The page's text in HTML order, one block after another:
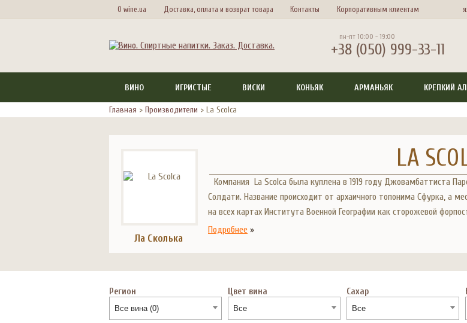
О wine.ua Доставка, оплата и возврат товара Контакты Корпоративным клиентам
пн-пт 10:00 - 19:00
+38 (050) 999-33-11
ВИНО ИГРИСТЫЕ ВИСКИ КОНЬЯК АРМАНЬЯК КРЕПКИЙ
Главная > Производители > La Scolca
LA
Ла Сколька
Компания La Scolca была куплена в 1919 году Джовамбаттиста
Солдати. Название происходит от архаичного топонима Сфурка, а
на всех картах Института Военной Географии как сторожевой
Подробнее »
Регион
Все вина (0)
Цвет вина
Все
Сахар
Все